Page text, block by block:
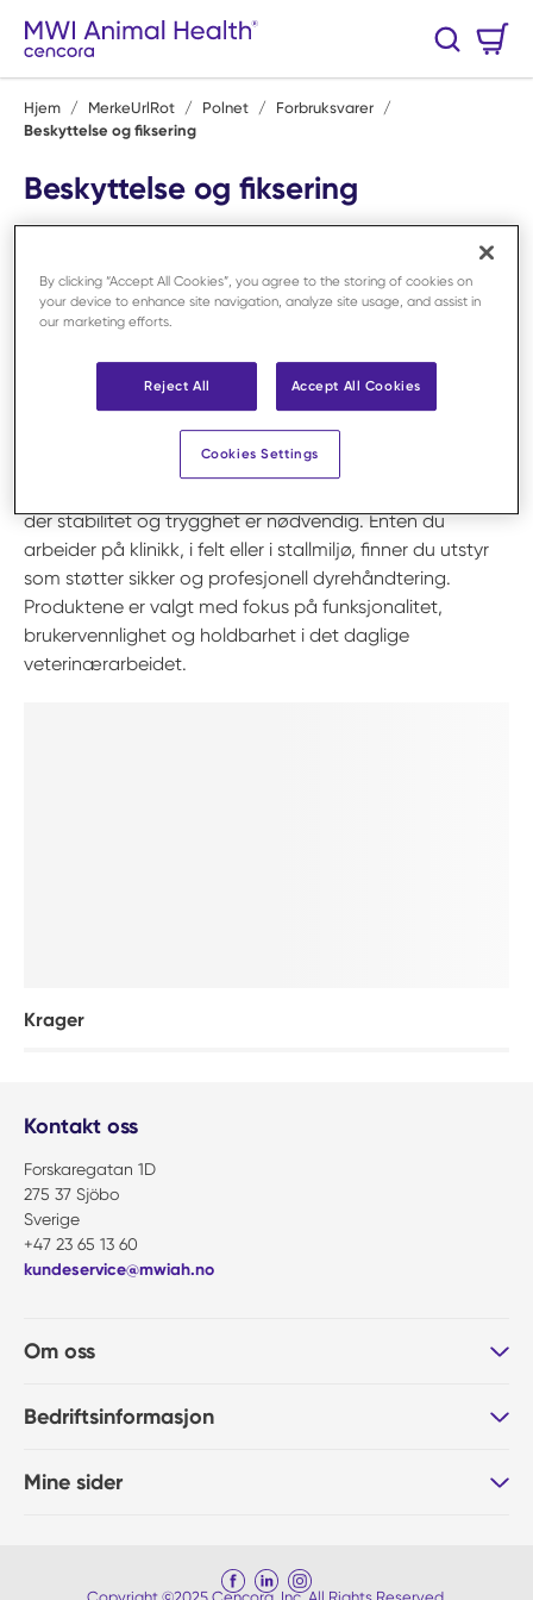
Hopp til hovedinnhold
Søk
Hjem / MerkeUrlRot / Polnet / Forbruksvarer /
Beskyttelse og fiksering
Beskyttelse og fiksering
Hos MWI Animal Health finner du produkter innen
trygt og sikkert arbeidsmiljø ved håndtering av dyr.
Sortimentet omfatter blant annet
håndtering i både daglige rutiner og mer krevende
situasjoner. Riktig bruk av slikt utstyr reduserer stress hos
dyret og forebygger skader på både personale og
pasient. Løsningene er tilpasset ulike arbeidsmiljøer og
der stabilitet og trygghet er nødvendig. Enten du
arbeider på klinikk, i felt eller i stallmiljø, finner du utstyr
som støtter sikker og profesjonell dyrehåndtering.
Produktene er valgt med fokus på funksjonalitet,
brukervennlighet og holdbarhet i det daglige
veterinærarbeidet.
Krager
Kontakt oss
Forskaregatan 1D
275 37 Sjöbo
Sverige
+47 23 65 13 60
kundeservice@mwiah.no
Om oss
Bedriftsinformasjon
Mine sider
By clicking “Accept All Cookies”, you agree to the storing of cookies on
your device to enhance site navigation, analyze site usage, and assist in
our marketing efforts.
Reject All Accept All Cookies
Cookies Settings